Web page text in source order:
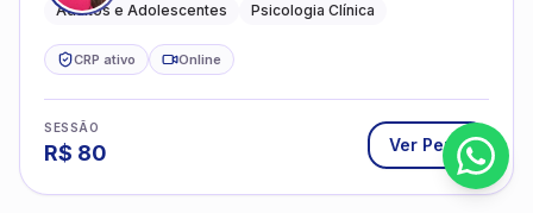
Adultos e Adolescentes Psicologia Clínica
CRP ativo Online
SESSÃO
R$ 80 Ver Perfil